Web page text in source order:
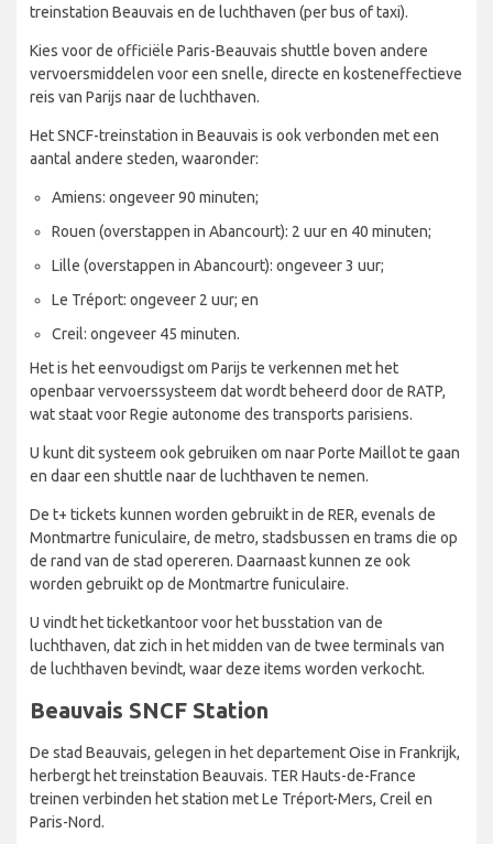
treinstation Beauvais en de luchthaven (per bus of taxi).
Kies voor de officiële Paris-Beauvais shuttle boven andere
vervoersmiddelen voor een snelle, directe en kosteneffectieve
reis van Parijs naar de luchthaven.
Het SNCF-treinstation in Beauvais is ook verbonden met een
aantal andere steden, waaronder:
Amiens: ongeveer 90 minuten;
Rouen (overstappen in Abancourt): 2 uur en 40 minuten;
Lille (overstappen in Abancourt): ongeveer 3 uur;
Le Tréport: ongeveer 2 uur; en
Creil: ongeveer 45 minuten.
Het is het eenvoudigst om Parijs te verkennen met het
openbaar vervoerssysteem dat wordt beheerd door de RATP,
wat staat voor Regie autonome des transports parisiens.
U kunt dit systeem ook gebruiken om naar Porte Maillot te gaan
en daar een shuttle naar de luchthaven te nemen.
De t+ tickets kunnen worden gebruikt in de RER, evenals de
Montmartre funiculaire, de metro, stadsbussen en trams die op
de rand van de stad opereren. Daarnaast kunnen ze ook
worden gebruikt op de Montmartre funiculaire.
U vindt het ticketkantoor voor het busstation van de
luchthaven, dat zich in het midden van de twee terminals van
de luchthaven bevindt, waar deze items worden verkocht.
Beauvais SNCF Station
De stad Beauvais, gelegen in het departement Oise in Frankrijk,
herbergt het treinstation Beauvais. TER Hauts-de-France
treinen verbinden het station met Le Tréport-Mers, Creil en
Paris-Nord.